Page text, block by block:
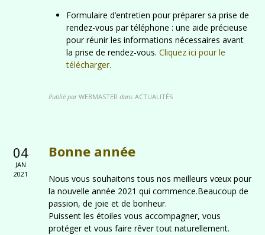
Formulaire d’entretien pour préparer sa prise de
rendez-vous par téléphone : une aide précieuse
pour réunir les informations nécessaires avant
la prise de rendez-vous.Cliquez ici pour le
télécharger.
Publié par WEBMASTER dans ACTUALITÉS
04
JAN
2021
Bonne année
Nous vous souhaitons tous nos meilleurs vœux pour
la nouvelle année 2021 qui commence.Beaucoup de
passion, de joie et de bonheur.
Puissent les étoiles vous accompagner, vous
protéger et vous faire rêver tout naturellement.